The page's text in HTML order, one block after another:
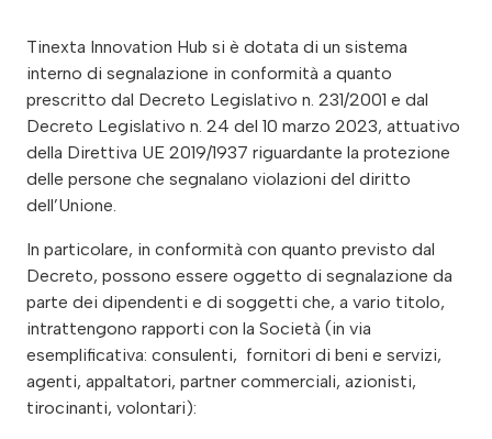
Tinexta Innovation Hub si è dotata di un sistema
interno di segnalazione in conformità a quanto
prescritto dal Decreto Legislativo n. 231/2001 e dal
Decreto Legislativo n. 24 del 10 marzo 2023, attuativo
della Direttiva UE 2019/1937 riguardante la protezione
delle persone che segnalano violazioni del diritto
dell’Unione.
In particolare, in conformità con quanto previsto dal
Decreto, possono essere oggetto di segnalazione da
parte dei dipendenti e di soggetti che, a vario titolo,
intrattengono rapporti con la Società (in via
esemplificativa: consulenti, fornitori di beni e servizi,
agenti, appaltatori, partner commerciali, azionisti,
tirocinanti, volontari):